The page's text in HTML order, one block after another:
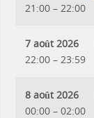
21:00 – 22:00
7 août 2026
22:00 – 23:59
8 août 2026
00:00 – 02:00